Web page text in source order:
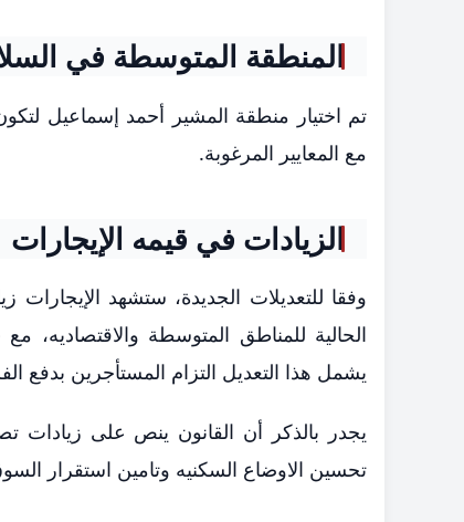
المنطقة المتوسطة في
تم اختيار منطقة المشير أحمد إسماعيل
مع المعايير المرغوبة.
الزيادات في قيمه الإيجارات
وفقا للتعديلات الجديدة، ستشهد الإيجارات
يشمل هذا التعديل التزام المستأجرين بدفع
يجدر بالذكر أن القانون ينص على زيادات
تحسين الاوضاع السكنيه وتامين استقرار